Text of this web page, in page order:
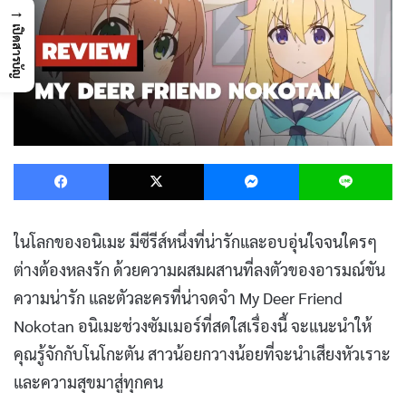
Facebook X Messenger
ในโลกของอนิเมะ มีซีรีส์หนึ่งที่น่ารักและอบอุ่นใจจนใครๆ
ต่างต้องหลงรัก ด้วยความผสมผสานที่ลงตัวของอารมณ์ขัน
ความน่ารัก และตัวละครที่น่าจดจำ My Deer Friend
Nokotan อนิเมะช่วงซัมเมอร์ที่สดใสเรื่องนี้ จะแนะนำให้
คุณรู้จักกับโนโกะตัน สาวน้อยกวางน้อยที่จะนำเสียงหัวเราะ
และความสุขมาสู่ทุกคน
→
เปิดสารบัญ